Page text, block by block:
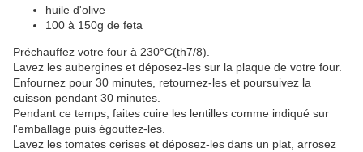
huile d'olive
100 à 150g de feta
Préchauffez votre four à 230°C(th7/8).
Lavez les aubergines et déposez-les sur la plaque de votre four.
Enfournez pour 30 minutes, retournez-les et poursuivez la
cuisson pendant 30 minutes.
Pendant ce temps, faites cuire les lentilles comme indiqué sur
l'emballage puis égouttez-les.
Lavez les tomates cerises et déposez-les dans un plat, arrosez